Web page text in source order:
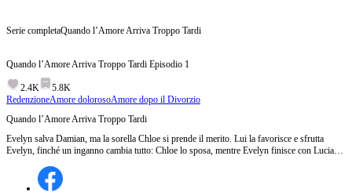
Serie completaQuando l’Amore Arriva Troppo Tardi
Quando l’Amore Arriva Troppo Tardi Episodio 1
2.4K
5.8K
RedenzioneAmore dolorosoAmore dopo il Divorzio
Quando l’Amore Arriva Troppo Tardi
Evelyn salva Damian, ma la sorella Chloe si prende il merito. Lui la favorisce e sfrutta
Evelyn, finché un inganno cambia tutto: Chloe lo sposa, mentre Evelyn finisce con Lucian,
scopre la verità, la rivuole, ma è troppo tardi. Mentre lui cade, Evelyn sceglie Lucian e un
futuro felice.